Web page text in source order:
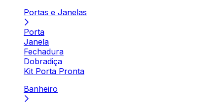
Portas e Janelas
Porta
Janela
Fechadura
Dobradiça
Kit Porta Pronta
Banheiro